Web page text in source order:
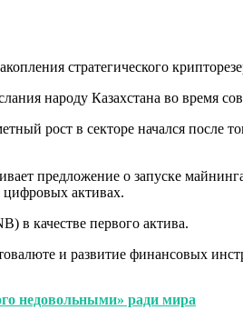
стратегического
народу Казахстана во время
рост в секторе начался
предложение о запуске
цифровых активах.
в качестве первого актива.
и развитие финансовых
недовольными» ради мира